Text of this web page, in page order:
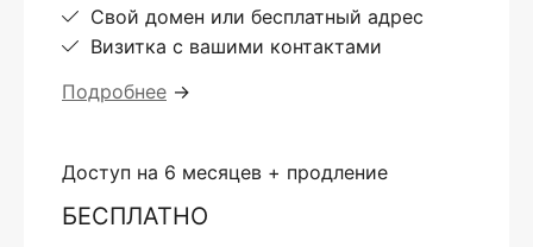
Свой домен или бесплатный адрес
Визитка с вашими контактами
Подробнее →
Доступ на 6 месяцев + продление
БЕСПЛАТНО